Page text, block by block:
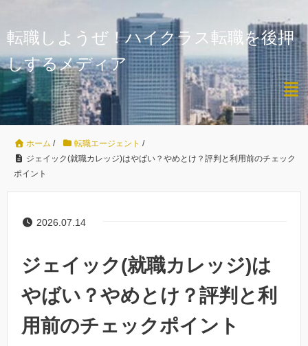
転職しようぜ！ハイクラス転職を後押
しするメディア
ホーム / 転職エージェント /
ジェイック(就職カレッジ)はやばい？やめとけ？評判と利用前のチェック
ポイント
2026.07.14
ジェイック(就職カレッジ)は
やばい？やめとけ？評判と利
用前のチェックポイント